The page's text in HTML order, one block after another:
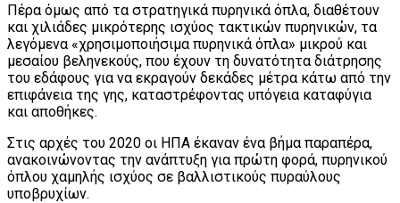
Πέρα όμως από τα στρατηγικά πυρηνικά όπλα, διαθέτουν
και χιλιάδες μικρότερης ισχύος τακτικών πυρηνικών, τα
λεγόμενα «χρησιμοποιήσιμα πυρηνικά όπλα» μικρού και
μεσαίου βεληνεκούς, που έχουν τη δυνατότητα διάτρησης
του εδάφους για να εκραγούν δεκάδες μέτρα κάτω από την
επιφάνεια της γης, καταστρέφοντας υπόγεια καταφύγια
και αποθήκες.
Στις αρχές του 2020 οι ΗΠΑ έκαναν ένα βήμα παραπέρα,
ανακοινώνοντας την ανάπτυξη για πρώτη φορά, πυρηνικού
όπλου χαμηλής ισχύος σε βαλλιστικούς πυραύλους
υποβρυχίων.